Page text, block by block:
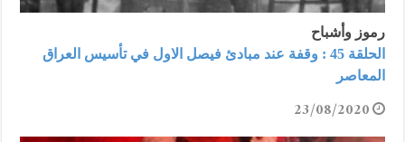
رموز وأشباح
الحلقة 45 : وقفة عند مبادئ فيصل الاول في تأسيس العراق
المعاصر
23/08/2020